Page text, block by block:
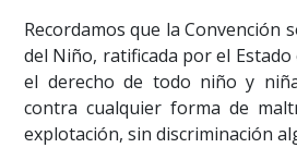
Recordamos que la Convención
del Niño, ratificada por el Estado
el derecho de todo niño y
contra cualquier forma de
explotación, sin discriminación